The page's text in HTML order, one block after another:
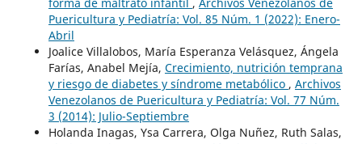
Puericultura y Pediatría: Vol. 85 Núm. 1 (2022): Enero-
Abril
Joalice Villalobos, María Esperanza Velásquez, Ángela
Farías, Anabel Mejía, Crecimiento, nutrición temprana
y riesgo de diabetes y síndrome metabólico , Archivos
Venezolanos de Puericultura y Pediatría: Vol. 77 Núm.
3 (2014): Julio-Septiembre
Holanda Inagas, Ysa Carrera, Olga Nuñez, Ruth Salas,